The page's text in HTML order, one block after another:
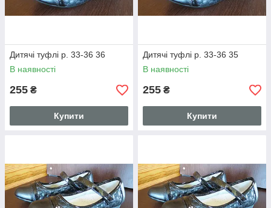
Дитячі туфлі р. 33-36 36
В наявності
255 ₴
Купити
Дитячі туфлі р. 33-36 35
В наявності
255 ₴
Купити